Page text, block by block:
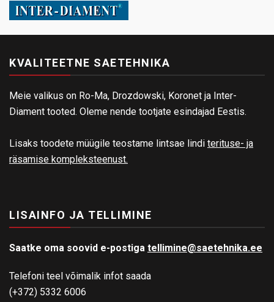
KVALITEETNE SAETEHNIKA
Meie valikus on Ro-Ma, Drozdowski, Koronet ja Inter-
Diament tooted. Oleme nende tootjate esindajad Eestis.
Lisaks toodete müügile teostame lintsae lindi terituse- ja
räsamise kompleksteenust.
LISAINFO JA TELLIMINE
Saatke oma soovid e-postiga tellimine@saetehnika.ee
Telefoni teel võimalik infot saada
(+372) 5332 6006